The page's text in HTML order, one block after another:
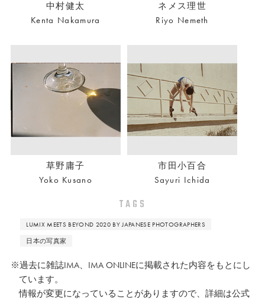
中村健太
Kenta Nakamura
ネメス理世
Riyo Nemeth
草野庸子
Yoko Kusano
市田小百合
Sayuri Ichida
TAGS
LUMIX MEETS BEYOND 2020 BY JAPANESE PHOTOGRAPHERS
日本の写真家
※過去に雑誌IMA、IMA ONLINEに掲載された内容をもとにし
ています。
情報が変更になっていることがありますので、詳細は公式